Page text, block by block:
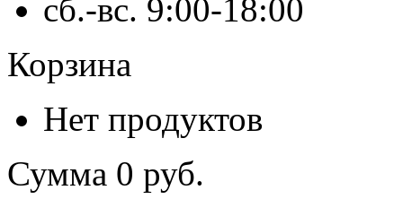
сб.-вс. 9:00-18:00
Корзина
Нет продуктов
Сумма 0 руб.